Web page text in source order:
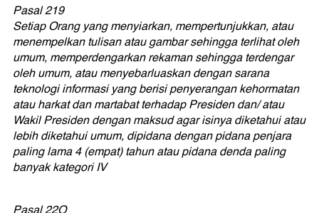
Pasal 219
Setiap Orang yang menyiarkan, mempertunjukkan, atau
menempelkan tulisan atau gambar sehingga terlihat oleh
umum, memperdengarkan rekaman sehingga terdengar
oleh umum, atau menyebarluaskan dengan sarana
teknologi informasi yang berisi penyerangan kehormatan
atau harkat dan martabat terhadap Presiden dan/ atau
Wakil Presiden dengan maksud agar isinya diketahui atau
lebih diketahui umum, dipidana dengan pidana penjara
paling lama 4 (empat) tahun atau pidana denda paling
banyak kategori IV